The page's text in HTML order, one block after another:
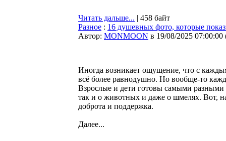
Читать дальше... | 458 байт
Разное : 16 душевных фото, которые
Автор: MONMOON в 19/08/2025 07:00:00
Иногда возникает ощущение, что с
всё более равнодушно. Но вообще-то
Взрослые и дети готовы самыми
так и о животных и даже о шмелях. Вот,
доброта и поддержка.
Далее...